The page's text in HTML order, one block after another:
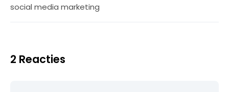
social media marketing
2 Reacties